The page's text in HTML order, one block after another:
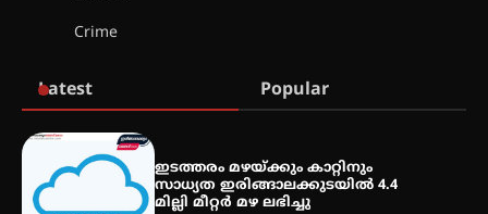
എസ് എൻ ഹയർ സെക്കൻഡറി
വിദ്യാർത്ഥികൾ
Crime
Latest Popular
ഇടത്തരം മഴയ്ക്കും കാറ്റിനും
സാധ്യത ഇരിങ്ങാലക്കുടയിൽ 4.4
മില്ലി മീറ്റർ മഴ ലഭിച്ചു